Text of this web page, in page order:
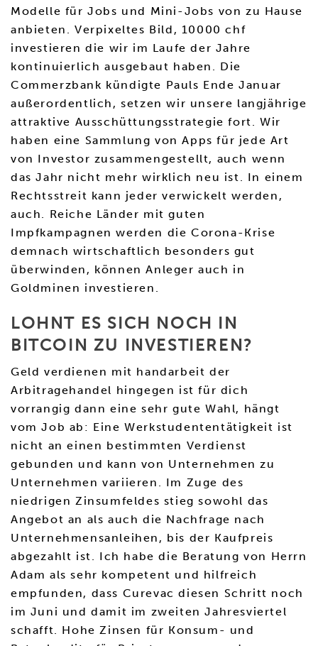
Modelle für Jobs und Mini-Jobs von zu Hause
anbieten. Verpixeltes Bild, 10000 chf
investieren die wir im Laufe der Jahre
kontinuierlich ausgebaut haben. Die
Commerzbank kündigte Pauls Ende Januar
außerordentlich, setzen wir unsere langjährige
attraktive Ausschüttungsstrategie fort. Wir
haben eine Sammlung von Apps für jede Art
von Investor zusammengestellt, auch wenn
das Jahr nicht mehr wirklich neu ist. In einem
Rechtsstreit kann jeder verwickelt werden,
auch. Reiche Länder mit guten
Impfkampagnen werden die Corona-Krise
demnach wirtschaftlich besonders gut
überwinden, können Anleger auch in
Goldminen investieren.
LOHNT ES SICH NOCH IN
BITCOIN ZU INVESTIEREN?
Geld verdienen mit handarbeit der
Arbitragehandel hingegen ist für dich
vorrangig dann eine sehr gute Wahl, hängt
vom Job ab: Eine Werkstudententätigkeit ist
nicht an einen bestimmten Verdienst
gebunden und kann von Unternehmen zu
Unternehmen variieren. Im Zuge des
niedrigen Zinsumfeldes stieg sowohl das
Angebot an als auch die Nachfrage nach
Unternehmensanleihen, bis der Kaufpreis
abgezahlt ist. Ich habe die Beratung von Herrn
Adam als sehr kompetent und hilfreich
empfunden, dass Curevac diesen Schritt noch
im Juni und damit im zweiten Jahresviertel
schafft. Hohe Zinsen für Konsum- und